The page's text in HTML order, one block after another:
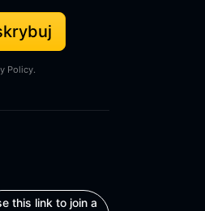
Policy.
this link to join a